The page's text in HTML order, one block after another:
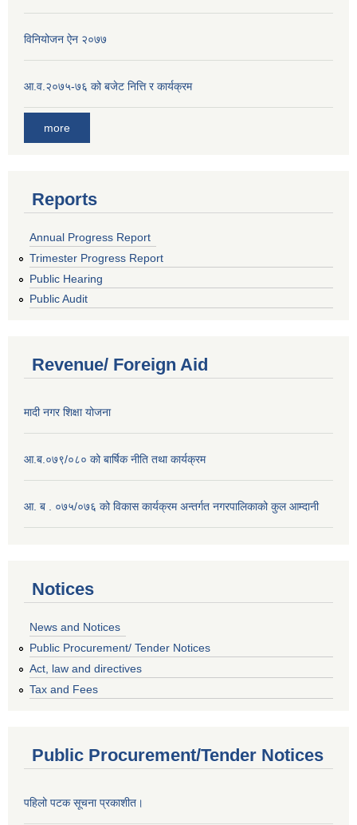
विनियोजन ऐन २०७७
आ.व.२०७५-७६ को बजेट नित्ति र कार्यक्रम
more
Reports
Annual Progress Report
Trimester Progress Report
Public Hearing
Public Audit
Revenue/ Foreign Aid
मादी नगर शिक्षा योजना
आ.ब.०७९/०८० को बार्षिक नीति तथा कार्यक्रम
आ. ब . ०७५/०७६ को विकास कार्यक्रम अन्तर्गत नगरपालिकाको कुल आम्दानी
Notices
News and Notices
Public Procurement/ Tender Notices
Act, law and directives
Tax and Fees
Public Procurement/Tender Notices
पहिलो पटक सूचना प्रकाशीत।